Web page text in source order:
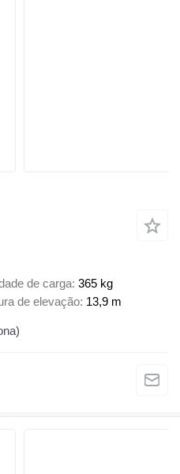
de carga 365 kg
de elevação 13,9 m